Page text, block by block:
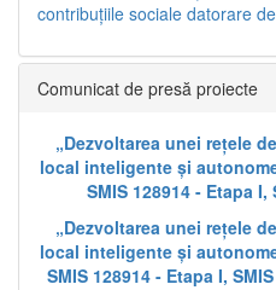
contribuțiile sociale datorare
Comunicat de presă proiecte
„Dezvoltarea unei rețele
local inteligente și
SMIS 128914 - Etapa I,
„Dezvoltarea unei rețele
local inteligente și
SMIS 128914 - Etapa I,